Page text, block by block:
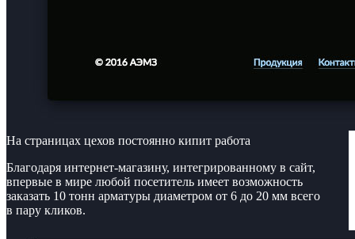
На страницах цехов постоянно кипит работа
Благодаря интернет-магазину, интегрированному в сайт,
впервые в мире любой посетитель имеет возможность
заказать 10 тонн арматуры диаметром от 6 до 20 мм всего
в пару кликов.